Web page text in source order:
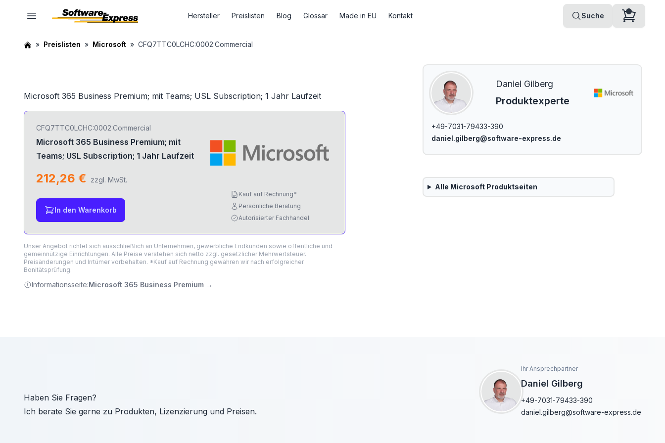
Hersteller Preislisten Blog Glossar Made in EU Kontakt Suche
Preislisten Microsoft CFQ7TTC0LCHC:0002:Commercial
Microsoft 365 Business Premium; mit Teams; USL Subscription; 1 Jahr Laufzeit
CFQ7TTC0LCHC:0002:Commercial
Microsoft 365 Business Premium; mit
Teams; USL Subscription; 1 Jahr Laufzeit
212,26 € zzgl. MwSt.
In den Warenkorb
Kauf auf Rechnung*
Persönliche Beratung
Autorisierter Fachhandel
Unser Angebot richtet sich ausschließlich an Unternehmen, gewerbliche Endkunden sowie öffentliche und
gemeinnützige Einrichtungen. Alle Preise verstehen sich netto zzgl. gesetzlicher Mehrwertsteuer.
Preisänderungen und Irrtümer vorbehalten. *Kauf auf Rechnung gewähren wir nach erfolgreicher
Bonitätsprüfung.
Informationsseite:Microsoft 365 Business Premium →
Daniel Gilberg
Produktexperte
+49-7031-79433-390
daniel.gilberg@software-express.de
Alle MicrosoftProduktseiten
Haben Sie Fragen?
Ich berate Sie gerne zu Produkten, Lizenzierung und Preisen.
Ihr Ansprechpartner
Daniel Gilberg
+49-7031-79433-390
daniel.gilberg@software-express.de